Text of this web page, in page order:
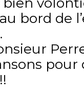
bord de